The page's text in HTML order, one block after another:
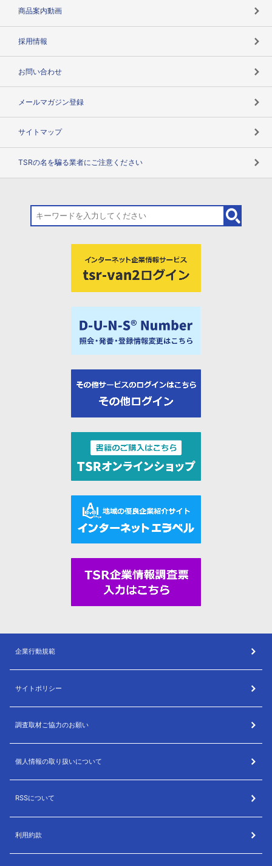
商品案内動画
採用情報
お問い合わせ
メールマガジン登録
サイトマップ
TSRの名を騙る業者にご注意ください
企業行動規範
サイトポリシー
調査取材ご協力のお願い
個人情報の取り扱いについて
RSSについて
利用約款